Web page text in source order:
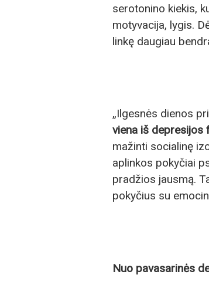
serotonino kiekis,
motyvacija, lygis.
linkę daugiau
„Ilgesnės dienos
viena iš depresijos
mažinti socialinę
aplinkos pokyčiai
pradžios jausmą.
pokyčius su
Nuo pavasarinės